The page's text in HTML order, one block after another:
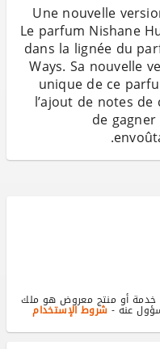
Une nouvelle
Le parfum Nishane
dans la lignée du
Ways. Sa nouvelle
unique de ce
l’ajout de notes
de
أو منتج معروض هو ملك
عنه - شروط الإستخدام